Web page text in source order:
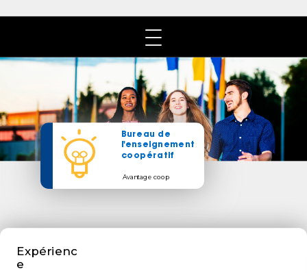
​Bureau de
l'enseignement
coopératif
Avantage coop
Expérienc
e